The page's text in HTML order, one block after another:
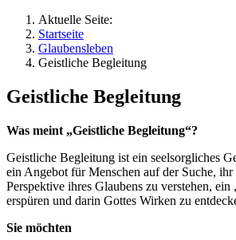
Aktuelle Seite:
Startseite
Glaubensleben
Geistliche Begleitung
Geistliche Begleitung
Was meint „Geistliche Begleitung“?
Geistliche Begleitung ist ein seelsorgliches
ein Angebot für Menschen auf der Suche, ihr
Perspektive ihres Glaubens zu verstehen, ein
erspüren und darin Gottes Wirken zu
Sie möchten